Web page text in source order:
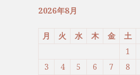
2026年8月
月 火 水 木 金 土
1
3
4 5 6 7 8